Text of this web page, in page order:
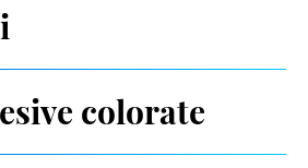
colorate